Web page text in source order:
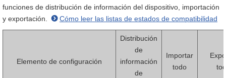
funciones de distribución de información del dispositivo, importación
y exportación.
Cómo leer las listas de estados de compatibilidad
Elemento de configuración
Distribución
de
información
de
Importar
todo